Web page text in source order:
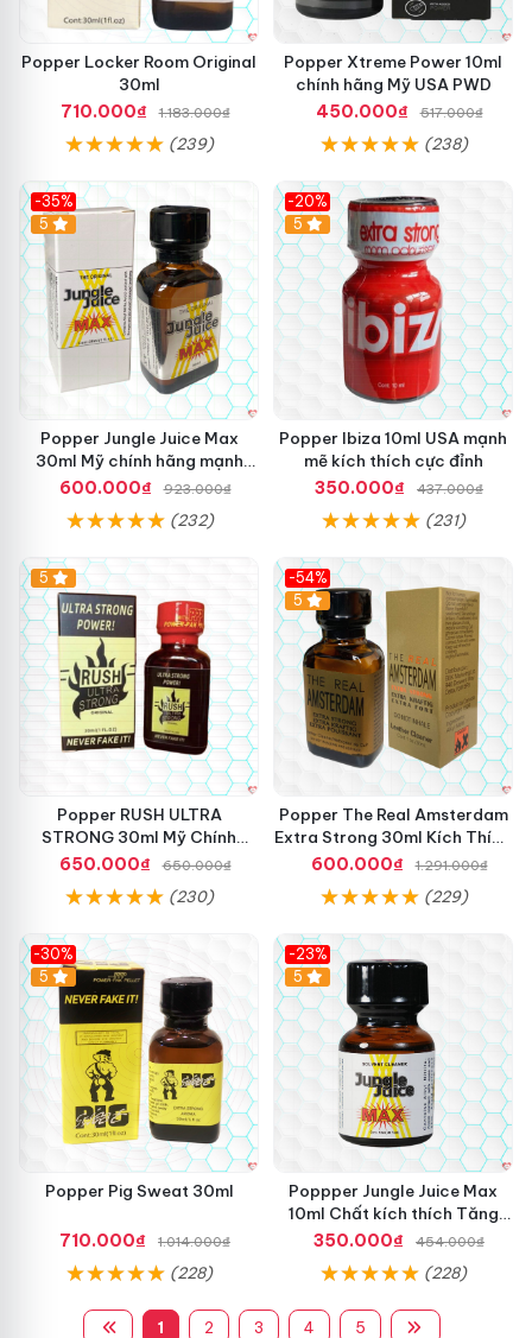
Popper Locker Room Original
30ml
710.000₫
1.183.000₫
(239)
Popper Xtreme Power 10ml
chính hãng Mỹ USA PWD
450.000₫
517.000₫
(238)
-35%
5
Popper Jungle Juice Max
30ml Mỹ chính hãng mạnh
hàng xách tay kích thích
600.000₫ 923.000₫
(232)
-20%
5
Popper Ibiza 10ml USA mạnh
mẽ kích thích cực đỉnh
350.000₫
437.000₫
(231)
5
Popper RUSH ULTRA
STRONG 30ml Mỹ Chính
Hãng Tăng Khoái Cảm
650.000₫ 650.000₫
(230)
-54%
5
Popper The Real Amsterdam
Extra Strong 30ml Kích Thích
Cường Độ Cao
600.000₫ 1.291.000₫
(229)
-30%
5
Popper Pig Sweat 30ml
710.000₫ 1.014.000₫
(228)
-23%
5
Poppper Jungle Juice Max
10ml Chất kích thích Tăng
khoái cảm An toàn
350.000₫ 454.000₫
(228)
1 2 3 4 5